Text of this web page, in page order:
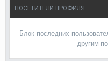
ПОСЕТИТЕЛИ ПРОФИЛЯ
Блок последних
другим